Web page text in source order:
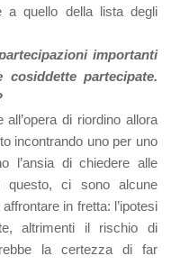
a quello della lista degli
importanti
partecipate.
di riordino allora
incontrando uno per uno
l’ansia di chiedere alle
questo, ci sono alcune
in fretta: l’ipotesi
altrimenti il rischio di
la certezza di far